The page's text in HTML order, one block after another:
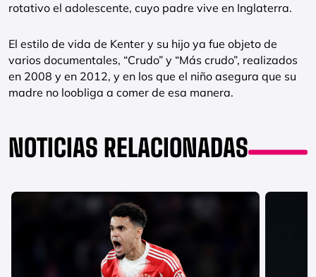
rotativo el adolescente, cuyo padre vive en Inglaterra.
El estilo de vida de Kenter y su hijo ya fue objeto de
varios documentales, “Crudo” y “Más crudo”, realizados
en 2008 y en 2012, y en los que el niño asegura que su
madre no loobliga a comer de esa manera.
NOTICIAS RELACIONADAS